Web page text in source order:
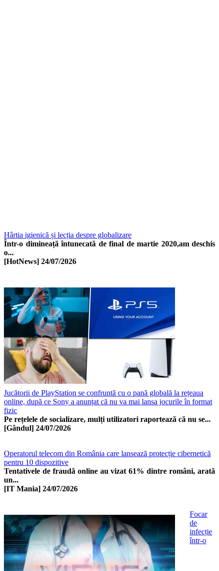
Hârtia igienică și lecția despre globalizare
Într-o dimineață întunecată de final de martie 2020,am deschis
o...
[HotNews] 24/07/2026
Jucătorii de PlayStation se confruntă cu o pană globală la rețeaua
online, după ce Sony a anunțat că nu va mai lansa jocurile în format
fizic
Pe rețelele de socializare, mulți utilizatori raportează că nu se...
[Gândul] 24/07/2026
Operatorul telecom din România care lansează protecție cibernetică
pentru 10 dispozitive
Tentativele de fraudă online au vizat 61% dintre români, arată
un...
[IT Mania] 24/07/2026
Focar
de
infecție
într-o